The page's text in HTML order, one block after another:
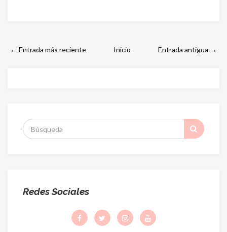
← Entrada más reciente Entrada antigua →
Inicio
S
:
Redes Sociales